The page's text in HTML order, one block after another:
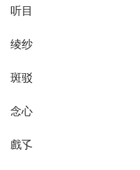
听目
绫纱
斑驳
念心
戲孓